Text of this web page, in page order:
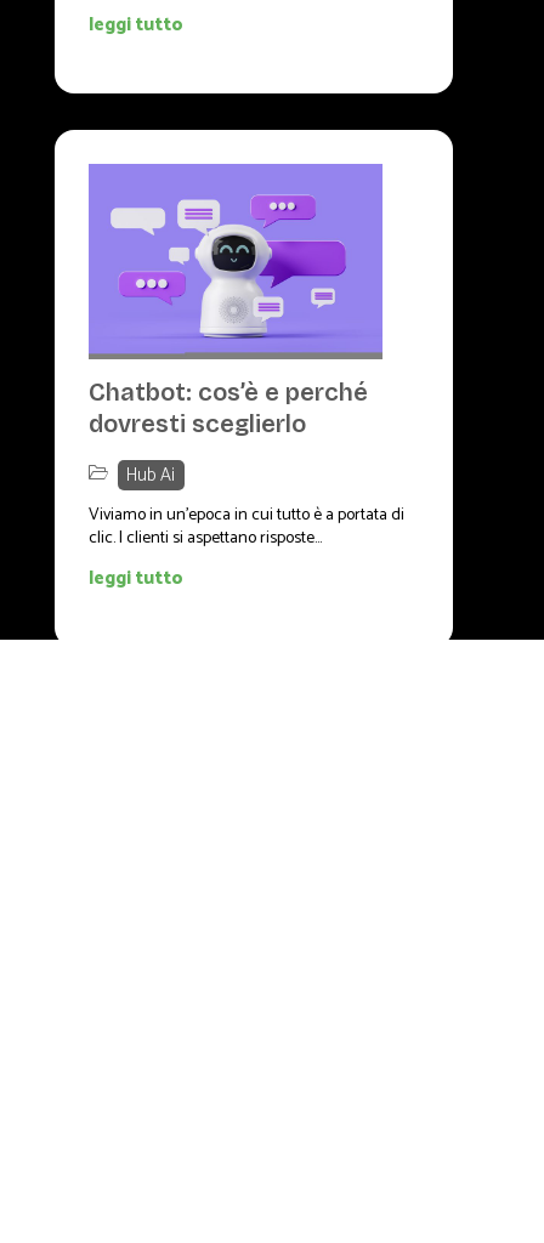
leggi tutto
Chatbot: cos’è e perché
dovresti sceglierlo
Hub Ai
Viviamo in un’epoca in cui tutto è a portata di
clic. I clienti si aspettano risposte...
leggi tutto